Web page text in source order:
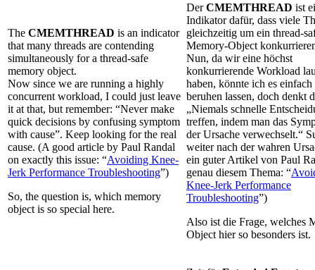
The CMEMTHREAD is an indicator
that many threads are contending
simultaneously for a thread-safe
memory object.
Now since we are running a highly
concurrent workload, I could just leave
it at that, but remember: “Never make
quick decisions by confusing symptom
with cause”. Keep looking for the real
cause. (A good article by Paul Randal
on exactly this issue: “Avoiding Knee-
Jerk Performance Troubleshooting”)
So, the question is, which memory
object is so special here.
DerCMEMTHREAD ist
Indikator dafür, dass viele
gleichzeitig um ein thread-
Memory-Object
Nun, da wir eine höchst
konkurrierende Workload
haben, könnte ich es einfach
beruhen lassen, doch denkt
„Niemals schnelle
treffen, indem man das
der Ursache verwechselt.“
weiter nach der wahren
ein guter Artikel von Paul
genau diesem Thema: “
Knee-Jerk Performance
Troubleshooting”)
Also ist die Frage, welches
Object hier so besonders